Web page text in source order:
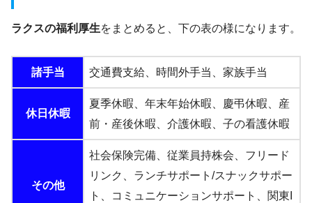
ラクスの福利厚生をまとめると、下の表の様になります。
諸手当 交通費支給、時間外手当、家族手当
休日休暇
夏季休暇、年末年始休暇、慶弔休暇、産
前・産後休暇、介護休暇、子の看護休暇
その他
社会保険完備、従業員持株会、フリード
リンク、ランチサポート/スナックサポー
ト、コミュニケーションサポート、関東I